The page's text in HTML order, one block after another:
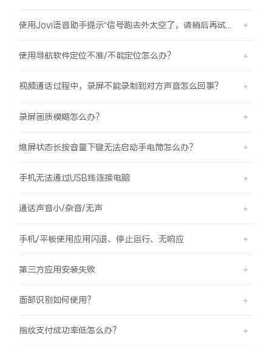
使用导航软件定位不准/不能定位怎么办？
视频通话过程中，录屏不能录制到对方声音怎么回事？
录屏画质模糊怎么办？
熄屏状态长按音量下键无法启动手电筒怎么办？
手机无法通过USB线连接电脑
通话声音小/杂音/无声
手机/平板使用应用闪退、停止运行、无响应
第三方应用安装失败
面部识别如何使用？
指纹支付成功率低怎么办？